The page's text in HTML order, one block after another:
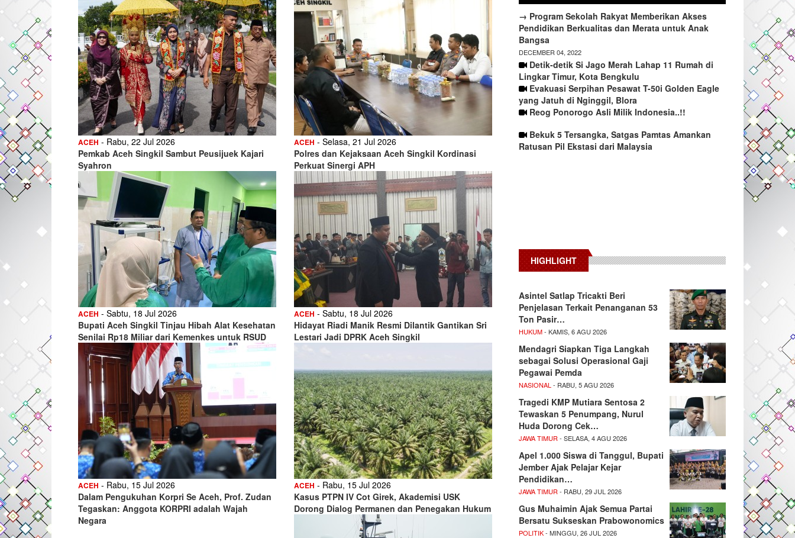
ACEH - Rabu, 22 Jul 2026
Pemkab Aceh Singkil Sambut Peusijuek Kajari
Syahron
ACEH - Selasa, 21 Jul 2026
Polres dan Kejaksaan Aceh Singkil Kordinasi
Perkuat Sinergi APH
ACEH - Sabtu, 18 Jul 2026
Bupati Aceh Singkil Tinjau Hibah Alat Kesehatan
Senilai Rp18 Miliar dari Kemenkes untuk RSUD
ACEH - Sabtu, 18 Jul 2026
Hidayat Riadi Manik Resmi Dilantik Gantikan Sri
Lestari Jadi DPRK Aceh Singkil
ACEH - Rabu, 15 Jul 2026
Dalam Pengukuhan Korpri Se Aceh, Prof. Zudan
Tegaskan: Anggota KORPRI adalah Wajah
Negara
ACEH - Rabu, 15 Jul 2026
Kasus PTPN IV Cot Girek, Akademisi USK
Dorong Dialog Permanen dan Penegakan Hukum
→ Program Sekolah Rakyat Memberikan Akses
Pendidikan Berkualitas dan Merata untuk Anak
Bangsa
DECEMBER 04, 2022
Detik-detik Si Jago Merah Lahap 11 Rumah di
Lingkar Timur, Kota Bengkulu
Evakuasi Serpihan Pesawat T-50i Golden Eagle
yang Jatuh di Nginggil, Blora
Reog Ponorogo Asli Milik Indonesia..!!
Bekuk 5 Tersangka, Satgas Pamtas Amankan
Ratusan Pil Ekstasi dari Malaysia
HIGHLIGHT
Asintel Satlap Tricakti Beri
Penjelasan Terkait Penanganan 53
Ton Pasir…
HUKUM- KAMIS, 6 AGU 2026
Mendagri Siapkan Tiga Langkah
sebagai Solusi Operasional Gaji
Pegawai Pemda
NASIONAL - RABU, 5 AGU 2026
Tragedi KMP Mutiara Sentosa 2
Tewaskan 5 Penumpang, Nurul
Huda Dorong Cek…
JAWA TIMUR - SELASA, 4 AGU 2026
Apel 1.000 Siswa di Tanggul, Bupati
Jember Ajak Pelajar Kejar
Pendidikan…
JAWA TIMUR - RABU, 29 JUL 2026
Gus Muhaimin Ajak Semua Partai
Bersatu Sukseskan Prabowonomics
POLITIK- MINGGU, 26 JUL 2026